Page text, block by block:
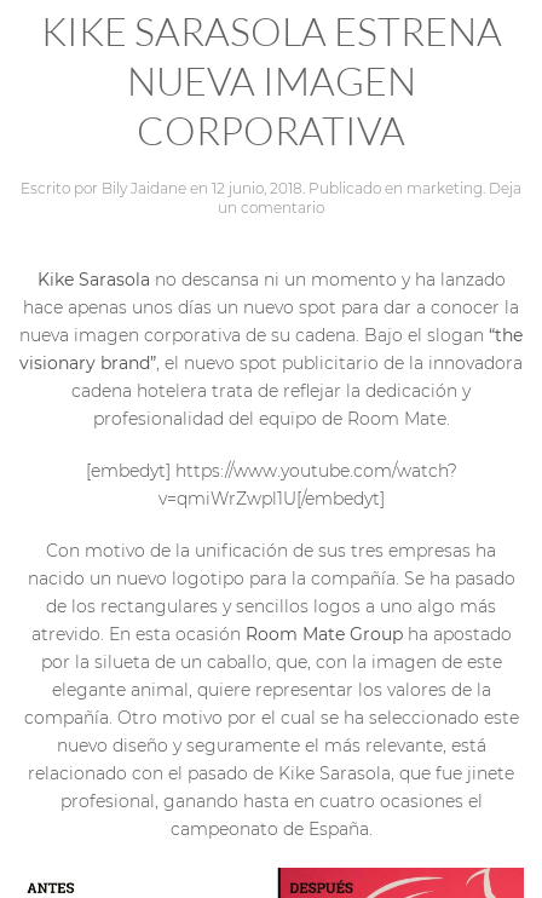
KIKE SARASOLA ESTRENA
NUEVA IMAGEN
CORPORATIVA
Escrito por Bily Jaidane en 12 junio, 2018 . Publicado en marketing Deja
un comentario
Kike Sarasola no descansa ni un momento y ha lanzado
hace apenas unos días un nuevo spot para dar a conocer la
nueva imagen corporativa de su cadena. Bajo el slogan “the
visionary brand”, el nuevo spot publicitario de la innovadora
cadena hotelera trata de reflejar la dedicación y
profesionalidad del equipo de Room Mate.
[embedyt] https://www.youtube.com/watch?
v=qmiWrZwpl1U[/embedyt]
Con motivo de la unificación de sus tres empresas ha
nacido un nuevo logotipo para la compañía. Se ha pasado
de los rectangulares y sencillos logos a uno algo más
atrevido. En esta ocasión Room Mate Groupha apostado
por la silueta de un caballo, que, con la imagen de este
elegante animal, quiere representar los valores de la
compañía. Otro motivo por el cual se ha seleccionado este
nuevo diseño y seguramente el más relevante, está
relacionado con el pasado de Kike Sarasola, que fue jinete
profesional, ganando hasta en cuatro ocasiones el
campeonato de España.